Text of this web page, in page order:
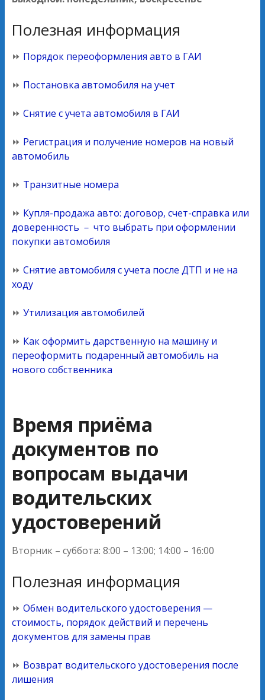
Полезная информация
⏩ Порядок переоформления авто в ГАИ
⏩ Постановка автомобиля на учет
⏩ Снятие с учета автомобиля в ГАИ
⏩ Регистрация и получение номеров на новый
автомобиль
⏩ Транзитные номера
⏩ Купля-продажа авто: договор, счет-справка или
доверенность － что выбрать при оформлении
покупки автомобиля
⏩ Снятие автомобиля с учета после ДТП и не на
ходу
⏩ Утилизация автомобилей
⏩ Как оформить дарственную на машину и
переоформить подаренный автомобиль на
нового собственника
Время приёма
документов по
вопросам выдачи
водительских
удостоверений
Вторник – суббота: 8:00 – 13:00; 14:00 – 16:00
Полезная информация
⏩ Обмен водительского удостоверения —
стоимость, порядок действий и перечень
документов для замены прав
⏩ Возврат водительского удостоверения после
лишения